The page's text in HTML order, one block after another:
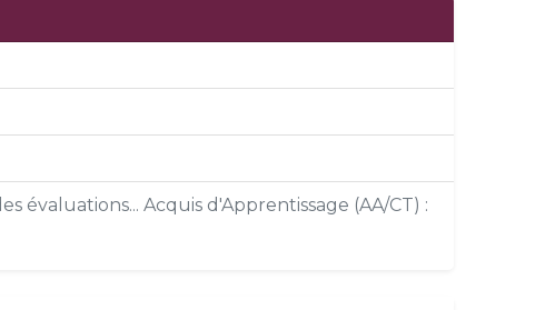
évaluations... Acquis d'Apprentissage (AA/CT) :